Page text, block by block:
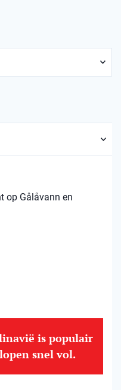
op Gålåvann en
is populair
snel vol.